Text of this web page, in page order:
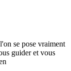
se pose vraiment
guider et vous